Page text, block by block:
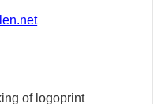
of logoprint